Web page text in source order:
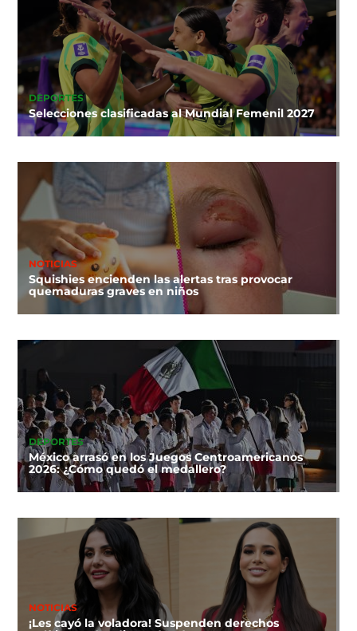
DEPORTES
Selecciones clasificadas al Mundial Femenil 2027
NOTICIAS
Squishies encienden las alertas tras provocar
quemaduras graves en niños
DEPORTES
México arrasó en los Juegos Centroamericanos
2026: ¿Cómo quedó el medallero?
NOTICIAS
¡Les cayó la voladora! Suspenden derechos